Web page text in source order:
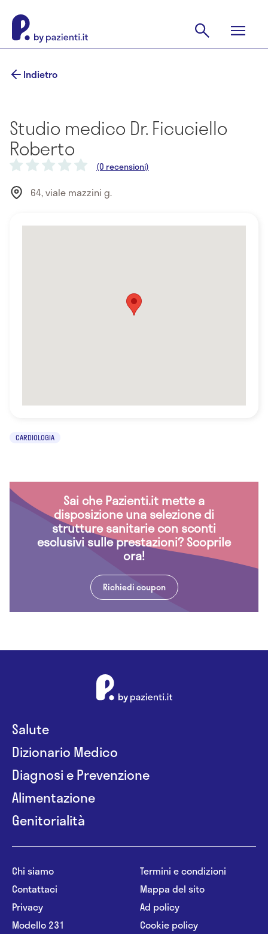
Indietro
Studio medico Dr. Ficuciello
Roberto
(0 recensioni)
64, viale mazzini g.
CARDIOLOGIA
Sai che Pazienti.it mette a
disposizione una selezione di
strutture sanitarie con sconti
esclusivi sulle prestazioni? Scoprile
ora!
Richiedi coupon
Salute
Dizionario Medico
Diagnosi e Prevenzione
Alimentazione
Genitorialità
Chi siamo
Contattaci
Privacy
Modello 231
Termini e condizioni
Mappa del sito
Ad policy
Cookie policy